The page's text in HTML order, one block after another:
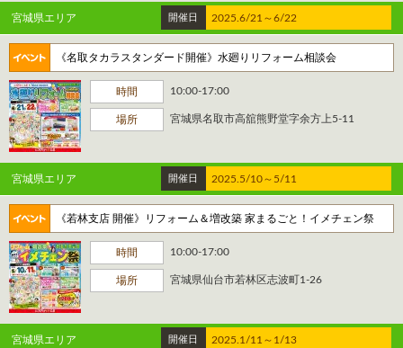
宮城県エリア 開催日 2025.6/21～6/22
《名取タカラスタンダード開催》水廻りリフォーム相談会
時間 10:00-17:00
場所 宮城県名取市高舘熊野堂字余方上5-11
宮城県エリア 開催日 2025.5/10～5/11
《若林支店 開催》リフォーム＆増改築 家まるごと！イメチェン祭
時間 10:00-17:00
場所 宮城県仙台市若林区志波町1-26
宮城県エリア 開催日 2025.1/11～1/13